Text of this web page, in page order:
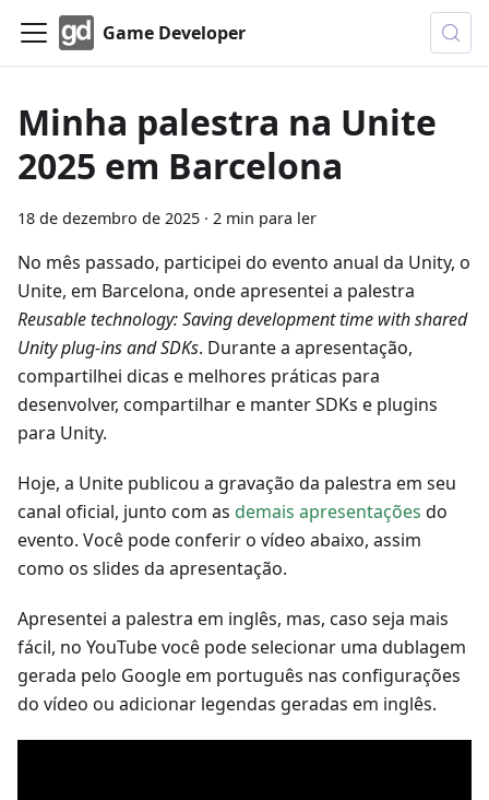
Game Developer
Minha palestra na Unite
2025 em Barcelona
18 de dezembro de 2025 · 2 min para ler
No mês passado, participei do evento anual da Unity, o
Unite, em Barcelona, onde apresentei a palestra
Reusable technology: Saving development time with shared
Unity plug-ins and SDKs. Durante a apresentação,
compartilhei dicas e melhores práticas para
desenvolver, compartilhar e manter SDKs e plugins
para Unity.
Hoje, a Unite publicou a gravação da palestra em seu
canal oficial, junto com as demais apresentações do
evento. Você pode conferir o vídeo abaixo, assim
como os slides da apresentação.
Apresentei a palestra em inglês, mas, caso seja mais
fácil, no YouTube você pode selecionar uma dublagem
gerada pelo Google em português nas configurações
do vídeo ou adicionar legendas geradas em inglês.